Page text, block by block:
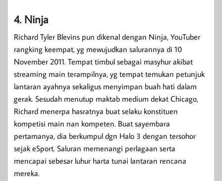
4. Ninja
Richard Tyler Blevins pun dikenal dengan Ninja, YouTuber
rangking keempat, yg mewujudkan salurannya di 10
November 2011. Tempat timbul sebagai masyhur akibat
streaming main terampilnya, yg tempat temukan petunjuk
lantaran ayahnya sekaligus menyimpan buah hati dalam
gerak. Sesudah menutup maktab medium dekat Chicago,
Richard menerpa hasratnya buat selaku konstituen
kompetisi main nan kompeten. Buat sayembara
pertamanya, dia berkumpul dgn Halo 3 dengan tersohor
sejak eSport. Saluran memenangi perlagaan serta
mencapai sebesar luhur harta tunai lantaran rencana
mereka.